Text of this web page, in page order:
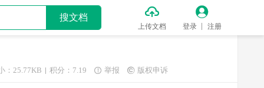
搜文档 
上传文档

登录 注册
：25.77KB 积分：7.19  举报  版权申诉